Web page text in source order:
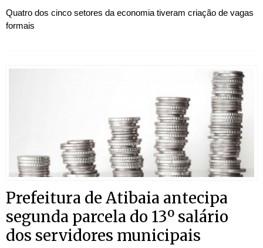
Quatro dos cinco setores da economia tiveram criação de vagas
formais
Prefeitura de Atibaia antecipa
segunda parcela do 13º salário
dos servidores municipais